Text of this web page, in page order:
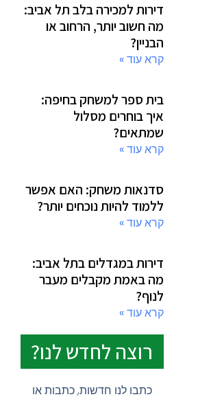
דירות למכירה בלב תל אביב:
מה חשוב יותר, הרחוב או
הבניין?
קרא עוד »
בית ספר למשחק בחיפה:
איך בוחרים מסלול
שמתאים?
קרא עוד »
סדנאות משחק: האם אפשר
ללמוד להיות נוכחים יותר?
קרא עוד »
דירות במגדלים בתל אביב:
מה באמת מקבלים מעבר
לנוף?
קרא עוד »
רוצה לחדש לנו?
כתבו לנו חדשות, כתבות או